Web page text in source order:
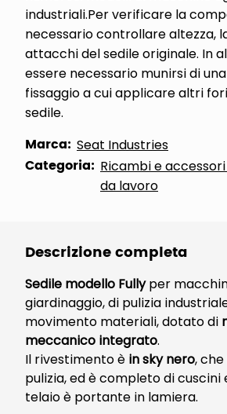
industriali.Per verificare la
necessario controllare altezza,
attacchi del sedile originale. In
essere necessario munirsi di
fissaggio a cui applicare altri
sedile.
Marca: Seat Industries
Categoria: Ricambi e
da lavoro
Descrizione completa
Sedile modello Fullyper
giardinaggio, di pulizia
movimento materiali, dotato di
meccanico integrato.
Il rivestimento è in sky nero,
pulizia, ed è completo di cuscini
telaio è portante in lamiera.